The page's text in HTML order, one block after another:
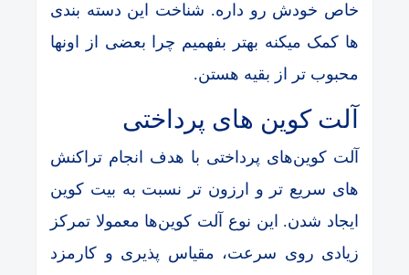
خاص خودش رو داره. شناخت این دسته بندی
ها کمک میکنه بهتر بفهمیم چرا بعضی از اونها
محبوب تر از بقیه هستن.
آلت کوین های پرداختی
آلت کوین‌های پرداختی با هدف انجام تراکنش
های سریع تر و ارزون تر نسبت به بیت کوین
ایجاد شدن. این نوع آلت کوین‌ها معمولا تمرکز
زیادی روی سرعت، مقیاس پذیری و کارمزد